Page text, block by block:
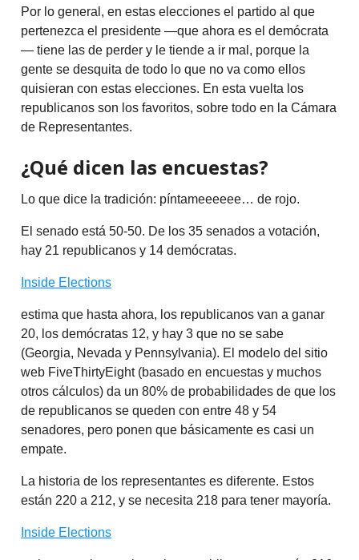
Por lo general, en estas elecciones el partido al que
pertenezca el presidente —que ahora es el demócrata
— tiene las de perder y le tiende a ir mal, porque la
gente se desquita de todo lo que no va como ellos
quisieran con estas elecciones. En esta vuelta los
republicanos son los favoritos, sobre todo en la Cámara
de Representantes.
¿Qué dicen las encuestas?
Lo que dice la tradición: píntameeeeee… de rojo.
El senado está 50-50. De los 35 senados a votación,
hay 21 republicanos y 14 demócratas.
Inside Elections
estima que hasta ahora, los republicanos van a ganar
20, los demócratas 12, y hay 3 que no se sabe
(Georgia, Nevada y Pennsylvania). El modelo del sitio
web FiveThirtyEight (basado en encuestas y muchos
otros cálculos) da un 80% de probabilidades de que los
de republicanos se queden con entre 48 y 54
senadores, pero ponen que básicamente es casi un
empate.
La historia de los representantes es diferente. Estos
están 220 a 212, y se necesita 218 para tener mayoría.
Inside Elections